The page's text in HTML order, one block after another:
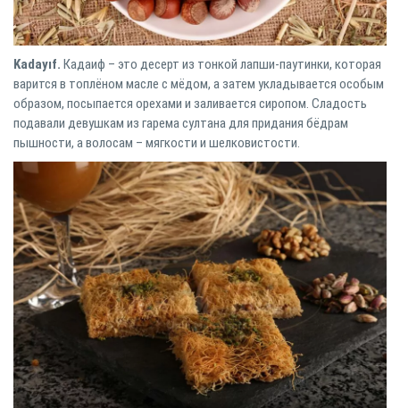
Kadayıf. Кадаиф – это десерт из тонкой лапши-паутинки, которая
варится в топлёном масле с мёдом, а затем укладывается особым
образом, посыпается орехами и заливается сиропом. Сладость
подавали девушкам из гарема султана для придания бёдрам
пышности, а волосам – мягкости и шелковистости.⠀